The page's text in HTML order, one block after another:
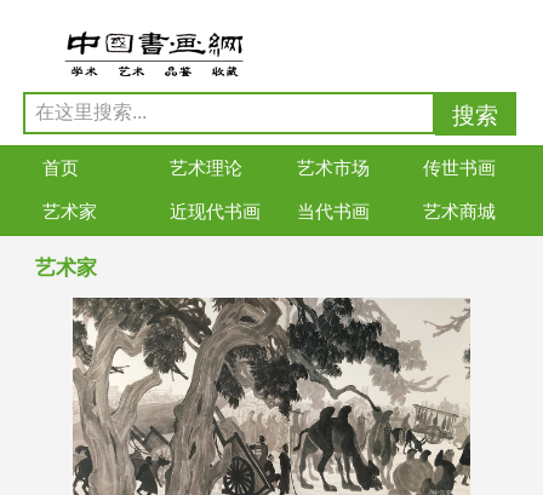
首页 艺术理论 艺术市场 传世书画
艺术家 近现代书画 当代书画 艺术商城
艺术家